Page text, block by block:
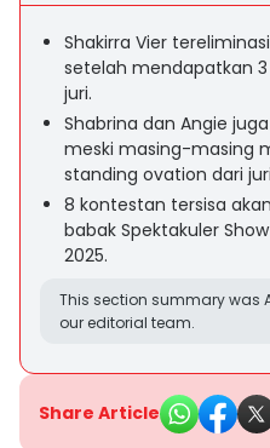
Shakirra Vier
setelah mendapatkan
juri.
Shabrina dan Angie
meski masing-masing
standing ovation dari
8 kontestan tersisa
babak Spektakuler
2025.
This section summary was
our editorial team.
Share Article